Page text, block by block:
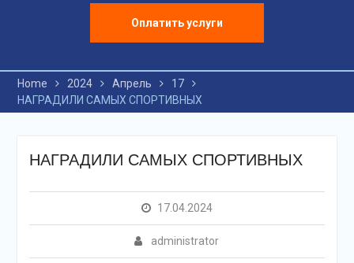
Оплатить услуги
Home 2024 Апрель
17
НАГРАДИЛИ САМЫХ СПОРТИВНЫХ
НАГРАДИЛИ САМЫХ СПОРТИВНЫХ
17.04.2024
administrator